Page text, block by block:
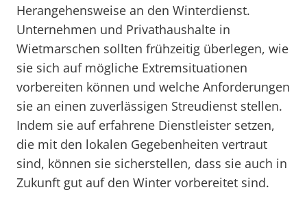
Herangehensweise an den Winterdienst.
Unternehmen und Privathaushalte in
Wietmarschen sollten frühzeitig überlegen, wie
sie sich auf mögliche Extremsituationen
vorbereiten können und welche Anforderungen
sie an einen zuverlässigen Streudienst stellen.
Indem sie auf erfahrene Dienstleister setzen,
die mit den lokalen Gegebenheiten vertraut
sind, können sie sicherstellen, dass sie auch in
Zukunft gut auf den Winter vorbereitet sind.